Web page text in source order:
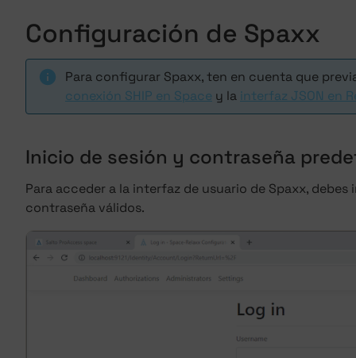
Configuración de Spaxx
Para configurar Spaxx, ten en cuenta que
conexión SHIP en Space y la interfaz JSON en
Inicio de sesión y contraseña
Para acceder a la interfaz de usuario de Spaxx,
contraseña válidos.